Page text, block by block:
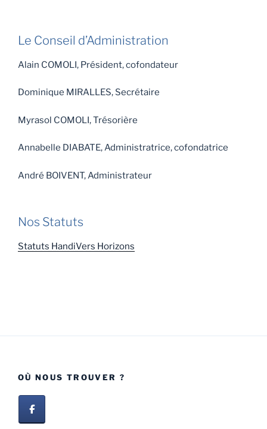
Le Conseil d’Administration
Alain COMOLI, Président, cofondateur
Dominique MIRALLES, Secrétaire
Myrasol COMOLI, Trésorière
Annabelle DIABATE, Administratrice, cofondatrice
André BOIVENT, Administrateur
Nos Statuts
Statuts HandiVers Horizons
OÙ NOUS TROUVER ?